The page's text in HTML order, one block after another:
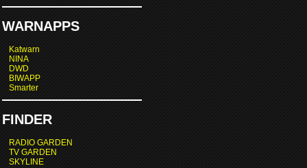
WARNAPPS
Katwarn
NINA
DWD
BIWAPP
Smarter
FINDER
RADIO GARDEN
TV GARDEN
SKYLINE